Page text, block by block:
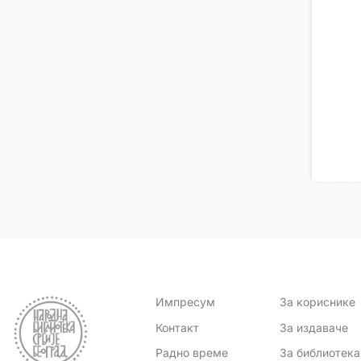
Импресум
Контакт
Радно време
За кориснике
За издаваче
За